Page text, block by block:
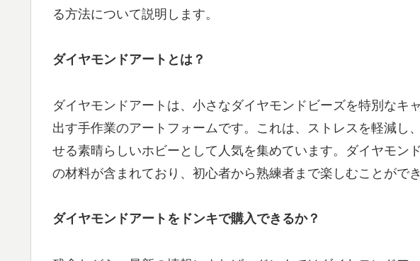
る方法について説明します。
ダイヤモンドアートとは？
ダイヤモンドアートは、小さなダイヤモンドビーズを特別なキ
出す手作業のアートフォームです。これは、ストレスを軽減し
せる素晴らしいホビーとして人気を集めています。ダイヤモン
の材料が含まれており、初心者から熟練者まで楽しむことができ
ダイヤモンドアートをドンキで購入できるか？